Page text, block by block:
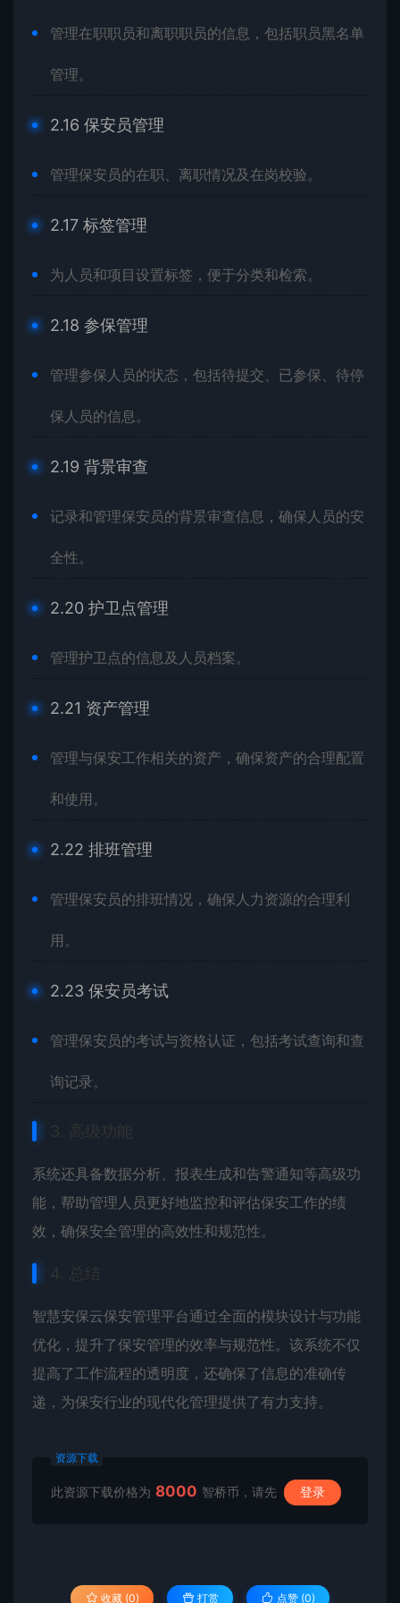
管理在职职员和离职职员的信息，包括职员黑名单
管理。
2.16 保安员管理
管理保安员的在职、离职情况及在岗校验。
2.17 标签管理
为人员和项目设置标签，便于分类和检索。
2.18 参保管理
管理参保人员的状态，包括待提交、已参保、待停
保人员的信息。
2.19 背景审查
记录和管理保安员的背景审查信息，确保人员的安
全性。
2.20 护卫点管理
管理护卫点的信息及人员档案。
2.21 资产管理
管理与保安工作相关的资产，确保资产的合理配置
和使用。
2.22 排班管理
管理保安员的排班情况，确保人力资源的合理利
用。
2.23 保安员考试
管理保安员的考试与资格认证，包括考试查询和查
询记录。
3. 高级功能
系统还具备数据分析、报表生成和告警通知等高级功
能，帮助管理人员更好地监控和评估保安工作的绩
效，确保安全管理的高效性和规范性。
4. 总结
智慧安保云保安管理平台通过全面的模块设计与功能
优化，提升了保安管理的效率与规范性。该系统不仅
提高了工作流程的透明度，还确保了信息的准确传
递，为保安行业的现代化管理提供了有力支持。
资源下载
此资源下载价格为 8000 智桥币，请先 登录
收藏 (0) 打赏 点赞 (0)